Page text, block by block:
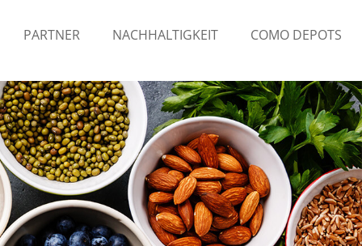
PARTNER NACHHALTIGKEIT COMO DEPOTS